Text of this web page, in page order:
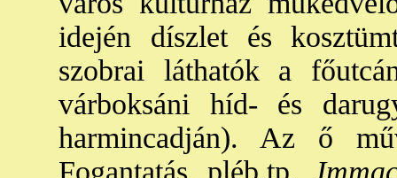
idején díszlet és
szobrai láthatók a
várboksáni híd- és
harmincadján). Az ő
Fogantatás pléb.tp.